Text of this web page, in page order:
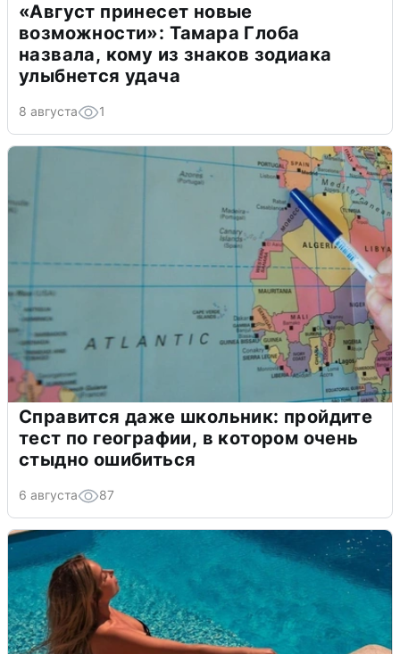
«Август принесет новые
возможности»: Тамара Глоба
назвала, кому из знаков зодиака
улыбнется удача
8 августа 1
Справится даже школьник: пройдите
тест по географии, в котором очень
стыдно ошибиться
6 августа 87